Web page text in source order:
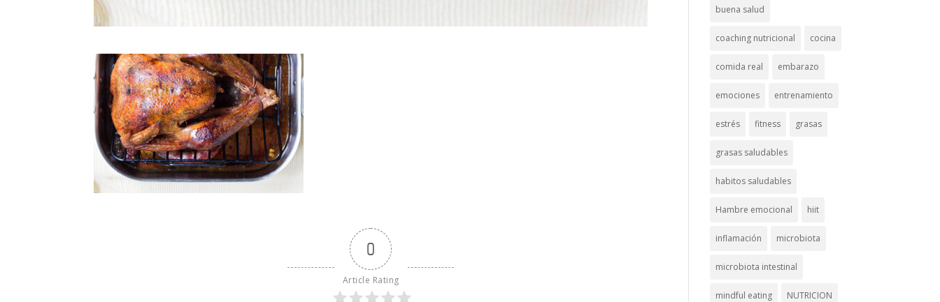
0
Article Rating
buena salud
coaching nutricional cocina
comida real embarazo
emociones entrenamiento
estrés fitness grasas
grasas saludables
habitos saludables
Hambre emocional hiit
inflamación microbiota
microbiota intestinal
mindful eating NUTRICION